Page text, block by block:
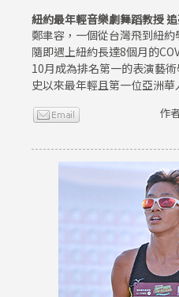
紐約最年輕音樂劇舞蹈教授
鄭聿容，一個從台灣飛到紐
隨即遇上紐約長達8個月的
10月成為排名第一的表演藝
史以來最年輕且第一位亞洲華
作